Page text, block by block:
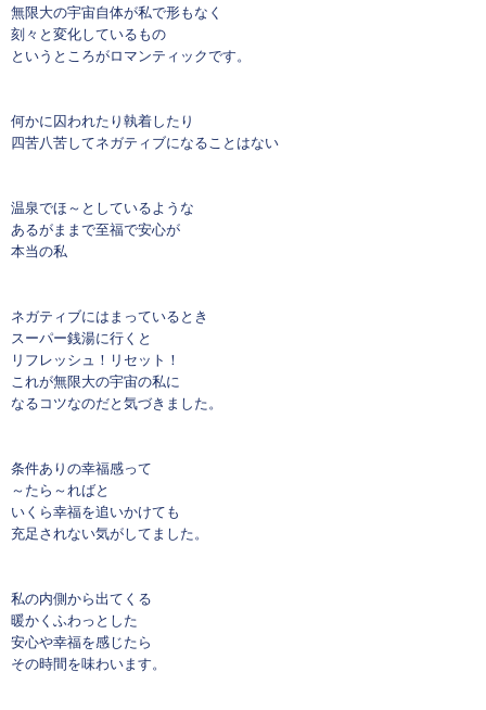
無限大の宇宙自体が私で形もなく
刻々と変化しているもの
というところがロマンティックです。
何かに囚われたり執着したり
四苦八苦してネガティブになることはない
温泉でほ～としているような
あるがままで至福で安心が
本当の私
ネガティブにはまっているとき
スーパー銭湯に行くと
リフレッシュ！リセット！
これが無限大の宇宙の私に
なるコツなのだと気づきました。
条件ありの幸福感って
～たら～ればと
いくら幸福を追いかけても
充足されない気がしてました。
私の内側から出てくる
暖かくふわっとした
安心や幸福を感じたら
その時間を味わいます。